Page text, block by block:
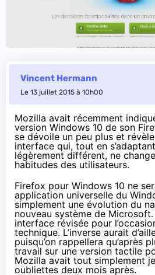
Vincent Hermann
Le 13 juillet 2015 à 10h00
Mozilla avait récemment
version Windows 10 de son
se dévoile un peu plus et
interface qui, tout en
légèrement différent, ne
habitudes des utilisateurs.
Firefox pour Windows 10 ne
application universelle du
simplement une évolution du
nouveau système de Microsoft.
interface révisée pour
technique. L’inverse aurait
puisqu’on rappellera qu’après
travail sur une version tactile
Mozilla avait tout simplement
oubliettes deux mois après.